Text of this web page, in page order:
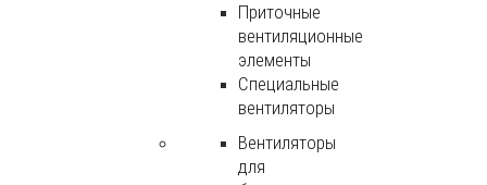
Приточные
вентиляционные
элементы
Специальные
вентиляторы
Вентиляторы
для